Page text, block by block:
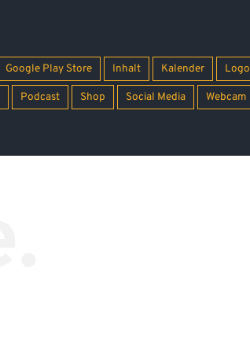
Google Play Store Inhalt Kalender Logo
Podcast Shop Social Media Webcam